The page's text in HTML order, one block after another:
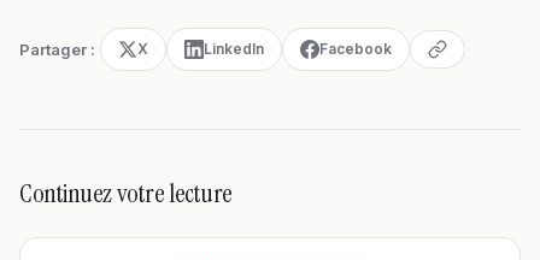
Partager : X LinkedIn Facebook
Continuez votre lecture